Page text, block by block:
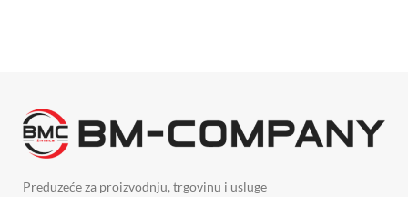
Preduzeće za proizvodnju, trgovinu i usluge